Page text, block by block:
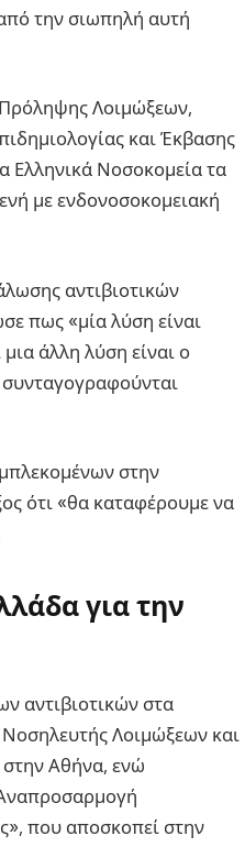
την σιωπηλή αυτή
Λοιμώξεων,
και Έκβασης
Ελληνικά Νοσοκομεία τα
με ενδονοσοκομειακή
αντιβιοτικών
πως «μία λύση είναι
άλλη λύση είναι ο
στην
ότι «θα καταφέρουμε να
για την
αντιβιοτικών στα
Λοιμώξεων και
Αθήνα, ενώ
που αποσκοπεί στην